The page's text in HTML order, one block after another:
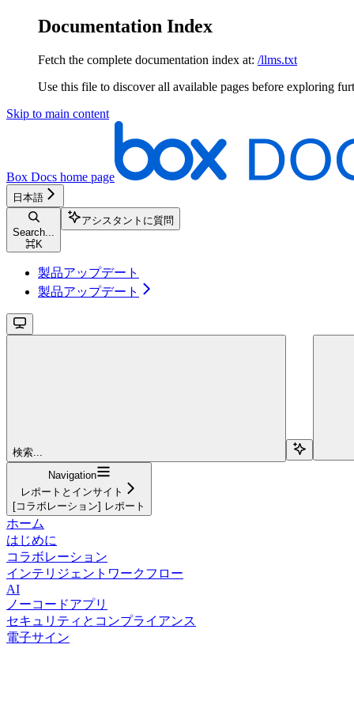
Documentation Index
Fetch the complete documentation index at: /llms.txt
Use this file to discover all available pages before exploring
Skip to main content
Box Docs home page
日本語
Search...
⌘K
アシスタントに質問
製品アップデート
製品アップデート
検索...
Navigation
レポートとインサイト
[コラボレーション] レポート
ホーム
はじめに
コラボレーション
インテリジェントワークフロー
AI
ノーコードアプリ
セキュリティとコンプライアンス
電子サイン